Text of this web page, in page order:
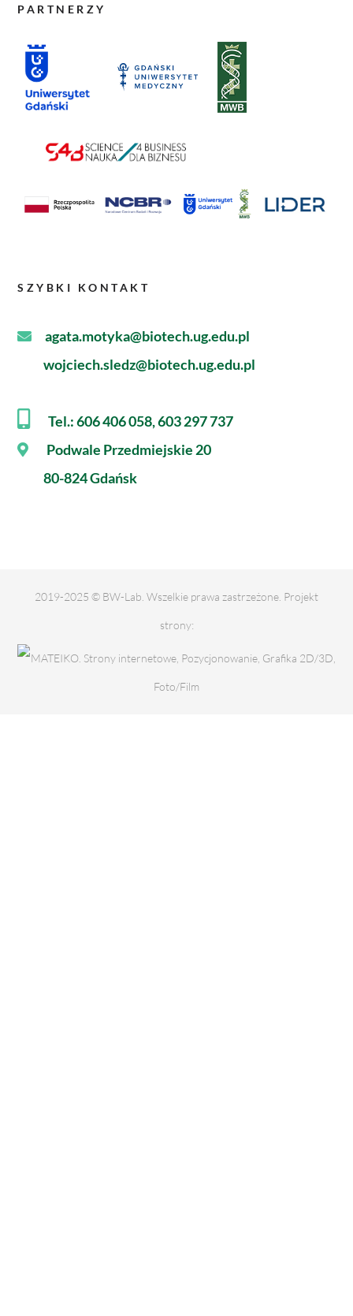
PARTNERZY
SZYBKI KONTAKT
agata.motyka@biotech.ug.edu.pl
wojciech.sledz@biotech.ug.edu.pl
Tel.: 606 406 058, 603 297 737
Podwale Przedmiejskie 20
80-824 Gdańsk
2019-2025 © BW-Lab. Wszelkie prawa zastrzeżone. Projekt
strony: